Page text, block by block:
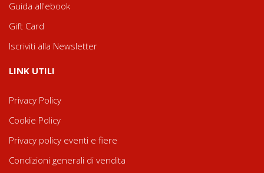
Guida all'ebook
Gift Card
Iscriviti alla Newsletter
LINK UTILI
Privacy Policy
Cookie Policy
Privacy policy eventi e fiere
Condizioni generali di vendita